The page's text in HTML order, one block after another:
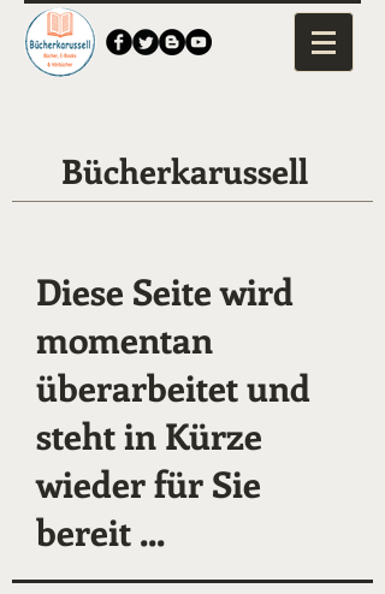
Bücherkarussell
Diese Seite wird
momentan
überarbeitet und
steht in Kürze
wieder für Sie
bereit ...